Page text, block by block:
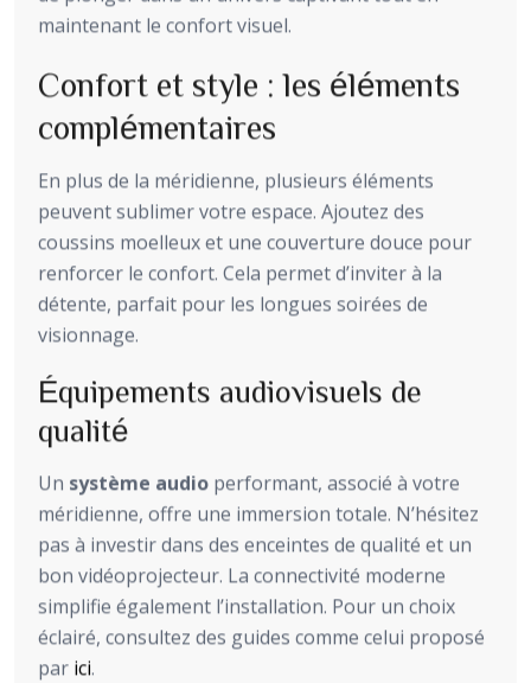
maintenant le confort visuel.
Confort et style : les éléments
complémentaires
En plus de la méridienne, plusieurs éléments
peuvent sublimer votre espace. Ajoutez des
coussins moelleux et une couverture douce pour
renforcer le confort. Cela permet d’inviter à la
détente, parfait pour les longues soirées de
visionnage.
Équipements audiovisuels de
qualité
Un système audio performant, associé à votre
méridienne, offre une immersion totale. N’hésitez
pas à investir dans des enceintes de qualité et un
bon vidéoprojecteur. La connectivité moderne
simplifie également l’installation. Pour un choix
éclairé, consultez des guides comme celui proposé
par ici.